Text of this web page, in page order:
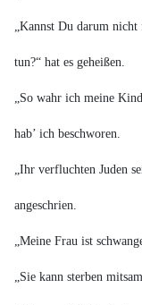
„Kannst Du darum nicht
tun?“ hat es geheißen.
„So wahr ich meine
hab’ ich beschworen.
„Ihr verfluchten Juden
angeschrien.
„Meine Frau ist
„Sie kann sterben